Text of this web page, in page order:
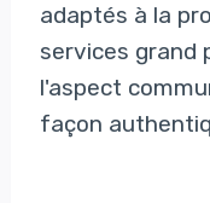
adaptés à la
services grand
l'aspect
façon